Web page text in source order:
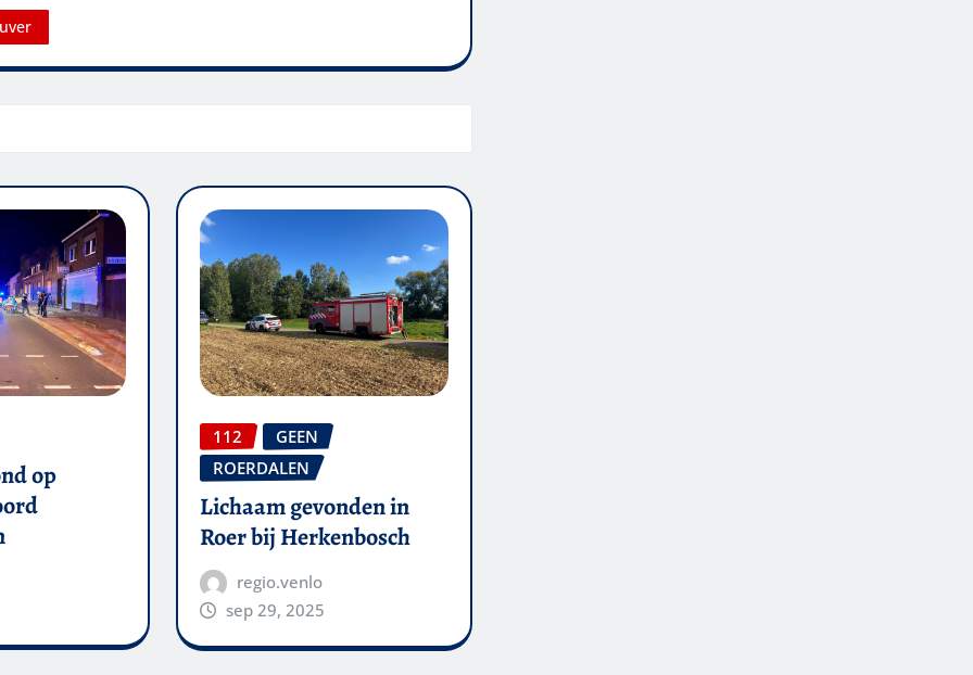
op
112
GEEN
ROERDALEN
Lichaam gevonden in
Roer bij Herkenbosch
regio.venlo
sep 29, 2025